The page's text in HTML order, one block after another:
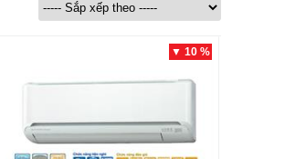
▼ 10 %